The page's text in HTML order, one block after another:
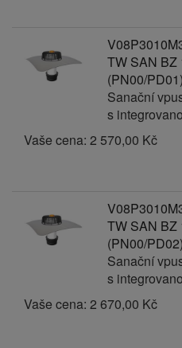
TW SAN BZ
(PN00/PD01)
Sanační
s
Vaše cena: 2 570,00 Kč
TW SAN BZ
(PN00/PD02)
Sanační
s
Vaše cena: 2 670,00 Kč